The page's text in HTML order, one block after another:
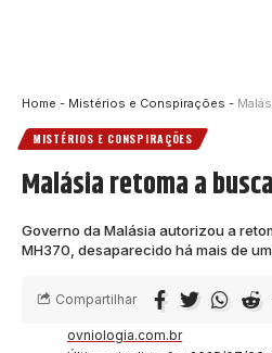
Home - Mistérios e Conspirações -
MISTÉRIOS E CONSPIRAÇÕES
Malásia retoma a
Governo da Malásia autorizou a
MH370, desaparecido há mais de
ovniologia.com.br
Compartilhar